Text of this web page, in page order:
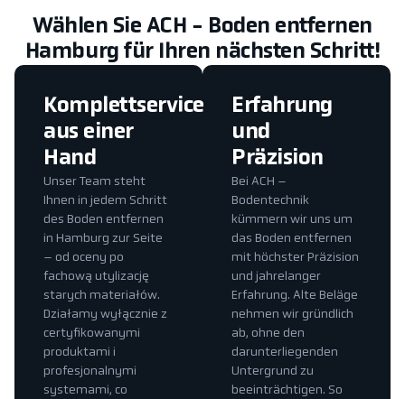
Wählen Sie ACH - Boden entfernen
Hamburg für Ihren nächsten Schritt!
Erfahrung
und
Präzision
Bei ACH –
Bodentechnik
kümmern wir uns um
das Boden entfernen
mit höchster Präzision
und jahrelanger
Erfahrung. Alte Beläge
nehmen wir gründlich
ab, ohne den
darunterliegenden
Untergrund zu
beeinträchtigen. So
Komplettservice
aus einer
Hand
Unser Team steht
Ihnen in jedem Schritt
des Boden entfernen
in Hamburg zur Seite
– od oceny po
fachową utylizację
starych materiałów.
Działamy wyłącznie z
certyfikowanymi
produktami i
profesjonalnymi
systemami, co